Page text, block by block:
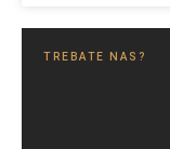
TREBATE NAS?